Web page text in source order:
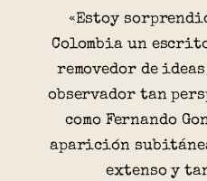
«Estoy
Colombia un
removedor de
observador tan
como Fernando
aparición
extenso y